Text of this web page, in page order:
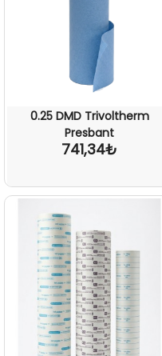
0.25 DMD Trivoltherm
Presbant
741,34₺